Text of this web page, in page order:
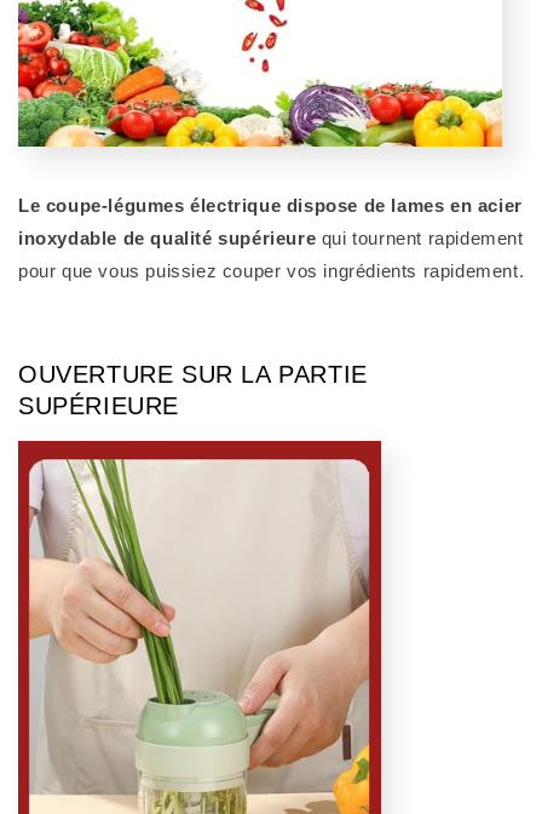
Le coupe-légumes électrique dispose de lames en acier
inoxydable de qualité supérieure qui tournent rapidement
pour que vous puissiez couper vos ingrédients rapidement.
OUVERTURE SUR LA PARTIE
SUPÉRIEURE